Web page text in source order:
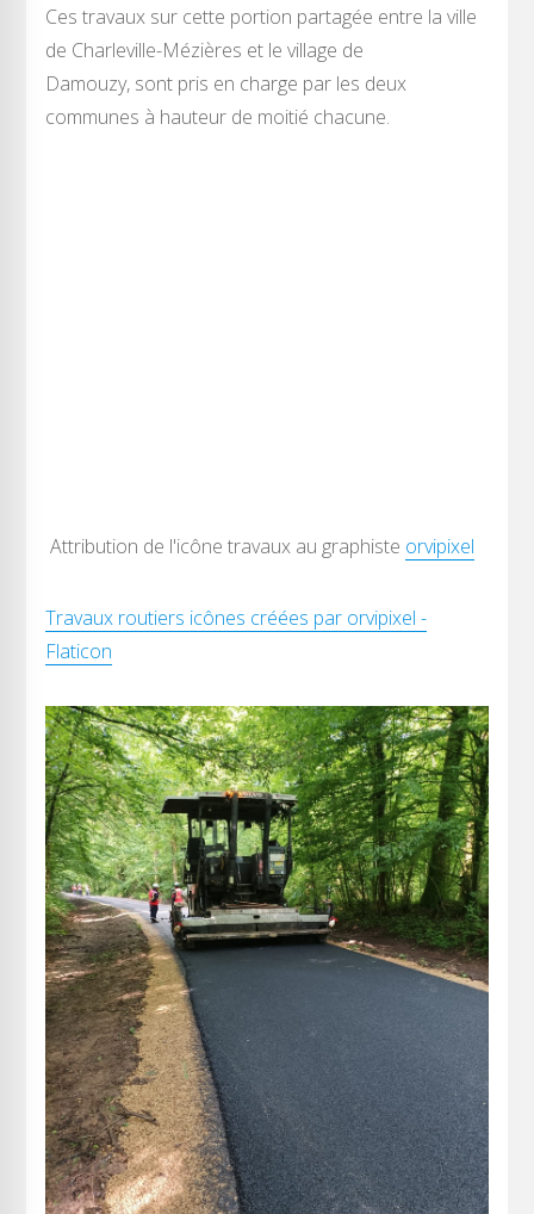
Ces travaux sur cette portion partagée entre la ville
de Charleville-Mézières et le village de
Damouzy, sont pris en charge par les deux
communes à hauteur de moitié chacune.
Attribution de l'icône travaux au graphiste orvipixel
Travaux routiers icônes créées par orvipixel -
Flaticon